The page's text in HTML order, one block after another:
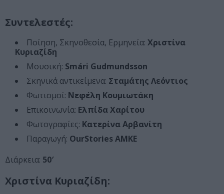
Συντελεστές:
Ποίηση, Σκηνοθεσία, Ερμηνεία: Χριστίνα
Κυριαζίδη
Μουσική: Smári Gudmundsson
Σκηνικά αντικείμενα: Σταμάτης Λεόντιος
Φωτισμοί: Νεφέλη Κουμιωτάκη
Επικοινωνία: Ελπίδα Χαρίτου
Φωτογραφίες: Κατερίνα Αρβανίτη
Παραγωγή: OurStories AMKE
Διάρκεια: 50′
Χριστίνα Κυριαζίδη: